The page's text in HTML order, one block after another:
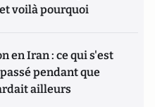
voilà pourquoi
en Iran : ce qui s'est
pendant que
ailleurs